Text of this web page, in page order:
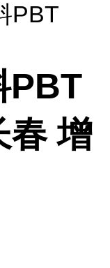
PBT
PBT
春 增